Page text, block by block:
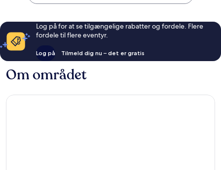
Log på for at se tilgængelige rabatter og fordele. Flere
fordele til flere eventyr.
Log på Tilmeld dig nu – det er gratis
Om området